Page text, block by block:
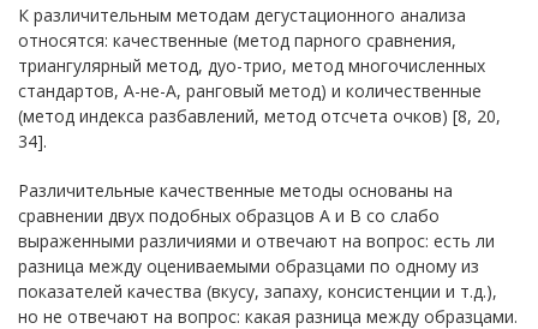
К различительным методам дегустационного анализа
относятся: качественные (метод парного сравнения,
триангулярный метод, дуо-трио, метод многочисленных
стандартов, А-не-А, ранговый метод) и количественные
(метод индекса разбавлений, метод отсчета очков) [8, 20,
34].
Различительные качественные методы основаны на
сравнении двух подобных образцов А и В со слабо
выраженными различиями и отвечают на вопрос: есть ли
разница между оцениваемыми образцами по одному из
показателей качества (вкусу, запаху, консистенции и т.д.),
но не отвечают на вопрос: какая разница между образцами.